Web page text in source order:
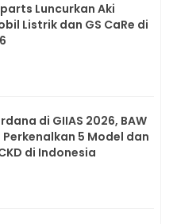
Luncurkan Aki
Listrik dan GS CaRe di
di GIIAS 2026, BAW
Perkenalkan 5 Model dan
di Indonesia